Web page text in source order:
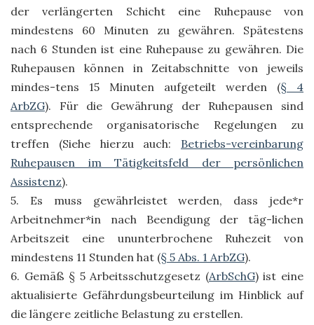
der verlängerten Schicht eine Ruhepause von
mindestens 60 Minuten zu gewähren. Spätestens
nach 6 Stunden ist eine Ruhepause zu gewähren. Die
Ruhepausen können in Zeitabschnitte von jeweils
mindes-tens 15 Minuten aufgeteilt werden (§ 4
ArbZG). Für die Gewährung der Ruhepausen sind
entsprechende organisatorische Regelungen zu
treffen (Siehe hierzu auch: Betriebs-vereinbarung
Ruhepausen im Tätigkeitsfeld der persönlichen
Assistenz).
5. Es muss gewährleistet werden, dass jede*r
Arbeitnehmer*in nach Beendigung der täg-lichen
Arbeitszeit eine ununterbrochene Ruhezeit von
mindestens 11 Stunden hat (§ 5 Abs. 1 ArbZG).
6. Gemäß § 5 Arbeitsschutzgesetz (ArbSchG) ist eine
aktualisierte Gefährdungsbeurteilung im Hinblick auf
die längere zeitliche Belastung zu erstellen.